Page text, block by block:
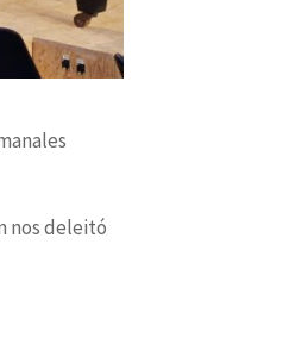
nos deleitó